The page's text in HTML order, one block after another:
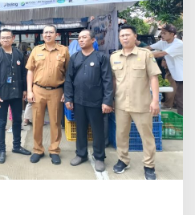
i
a
t
n
a
B
e
s
a
m